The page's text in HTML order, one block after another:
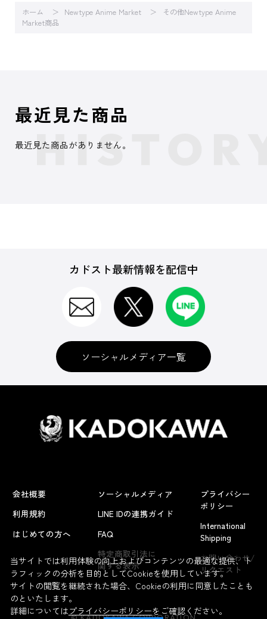
ホーム Newtype Anime Market
その他Newtype Anime
Market商品
よくあるお問い合わせ
最近見た商品
最近見た商品がありません。
カドスト最新情報を配信中
ソーシャルメディア一覧
会社概要
利用規約
はじめての方へ
ソーシャルメディア
LINE IDの連携ガイド
FAQ
特定商取引法に
関する表示
プライバシー
ポリシー
International
Shipping
お問い合わせ/
リクエスト
当サイトでは利用体験の向上およびコンテンツの最適な提供、ト
ラフィックの分析を目的としてCookieを使用しています。
サイトの閲覧を継続された場合、Cookieの利用に同意したことも
のといたします。
詳細についてはプライバシーポリシーをご確認ください。